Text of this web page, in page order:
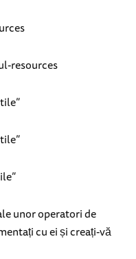
resources
unor operatori de
cu ei și creați-vă